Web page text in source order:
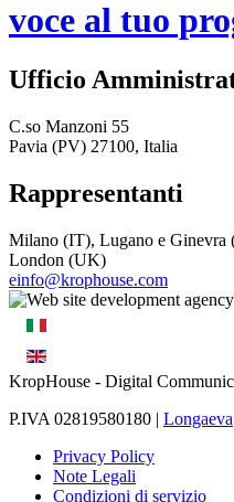
voce al tuo
Ufficio
C.so Manzoni 55
Pavia (PV) 27100, Italia
Rappresentanti
Milano (IT), Lugano e Ginevra
London (UK)
einfo@krophouse.com
KropHouse - Digital
P.IVA 02819580180 | Longaeva
Privacy Policy
Note Legali
Condizioni di servizio